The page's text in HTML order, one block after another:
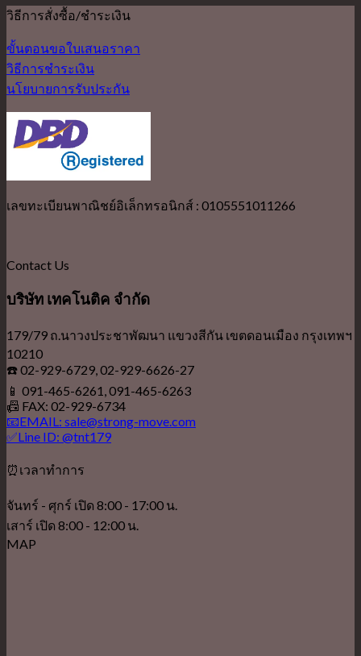
วิธีการสั่งซื้อ/ชำระเงิน
ขั้นตอนขอใบเสนอราคา
วิธีการชำระเงิน
นโยบายการรับประกัน
เลขทะเบียนพาณิชย์อิเล็กทรอนิกส์ : 0105551011266
Contact Us
บริษัท เทคโนติค จำกัด
179/79 ถ.นาวงประชาพัฒนา แขวงสีกัน เขตดอนเมือง กรุงเทพฯ
10210
☎️ 02-929-6729, 02-929-6626-27
📱 091-465-6261, 091-465-6263
📠 FAX: 02-929-6734
📧EMAIL: sale@strong-move.com
✅Line ID: @tnt179
⏰เวลาทำการ
จันทร์ - ศุกร์ เปิด 8:00 - 17:00 น.
เสาร์ เปิด 8:00 - 12:00 น.
MAP